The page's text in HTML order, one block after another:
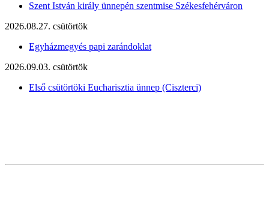
Szent István király ünnepén szentmise Székesfehérváron
2026.08.27. csütörtök
Egyházmegyés papi zarándoklat
2026.09.03. csütörtök
Első csütörtöki Eucharisztia ünnep (Ciszterci)